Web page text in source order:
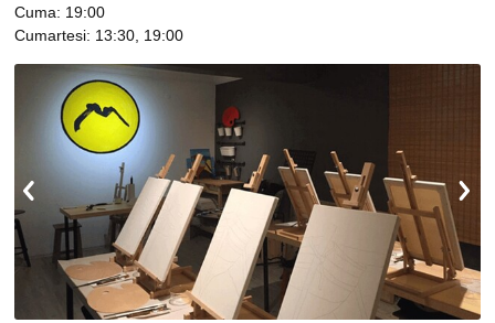
Cuma: 19:00
Cumartesi: 13:30, 19:00